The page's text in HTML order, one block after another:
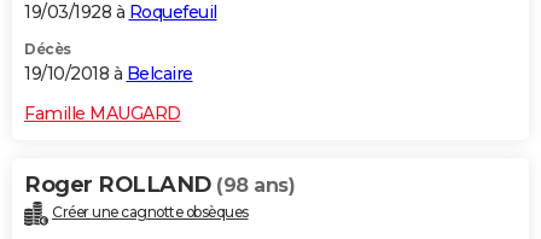
19/03/1928 à Roquefeuil
Décès
19/10/2018 à Belcaire
Famille MAUGARD
Roger ROLLAND (98 ans)
Créer une cagnotte obsèques